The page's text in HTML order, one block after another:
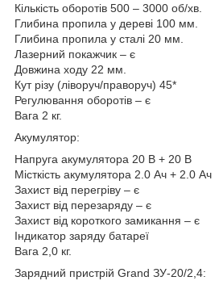
Кількість оборотів 500 – 3000 об/хв.
Глибина пропила у дереві 100 мм.
Глибина пропила у сталі 20 мм.
Лазерний покажчик – є
Довжина ходу 22 мм.
Кут різу (ліворуч/праворуч) 45*
Регулювання оборотів – є
Вага 2 кг.
Акумулятор:
Напруга акумулятора 20 В + 20 В
Місткість акумулятора 2.0 Ач + 2.0 Ач
Захист від перегріву – є
Захист від перезаряду – є
Захист від короткого замикання – є
Індикатор заряду батареї
Вага 2,0 кг.
Зарядний пристрій Grand ЗУ-20/2,4: